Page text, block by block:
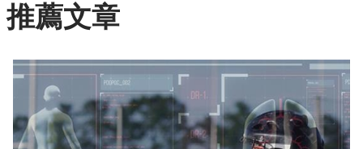
推薦文章